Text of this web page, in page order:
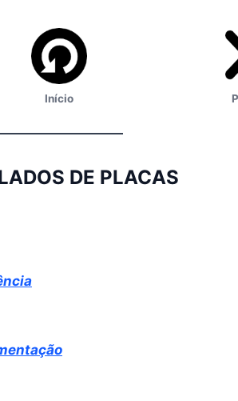
Início
DE PLACAS